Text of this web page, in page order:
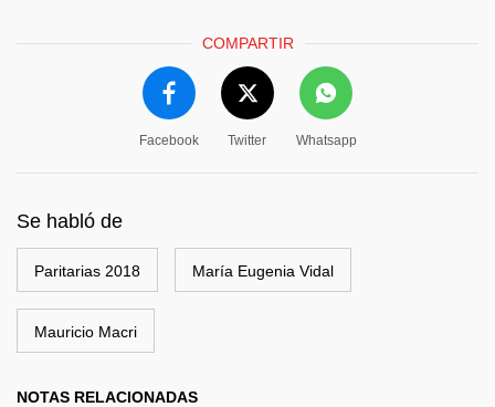
COMPARTIR
Facebook Twitter Whatsapp
Se habló de
Paritarias 2018 María Eugenia Vidal
Mauricio Macri
NOTAS RELACIONADAS